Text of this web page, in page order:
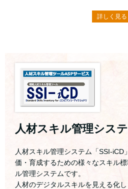
詳しく見る
人材スキル管理シス
人材スキル管理システム「SSI-iCD
価・育成するための様々なスキル
ル管理システムです。
人材のデジタルスキルを見える化